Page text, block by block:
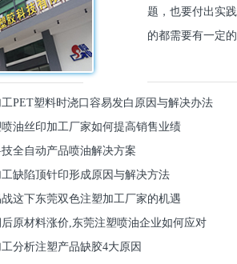
题，也要付出实
的都需要有一定
PET塑料时浇口容易发白原因与解决办法
油丝印加工厂家如何提高销售业绩
全自动产品喷油解决方案
缺陷顶针印形成原因与解决方法
这下东莞双色注塑加工厂家的机遇
原材料涨价,东莞注塑喷油企业如何应对
分析注塑产品缺胶4大原因